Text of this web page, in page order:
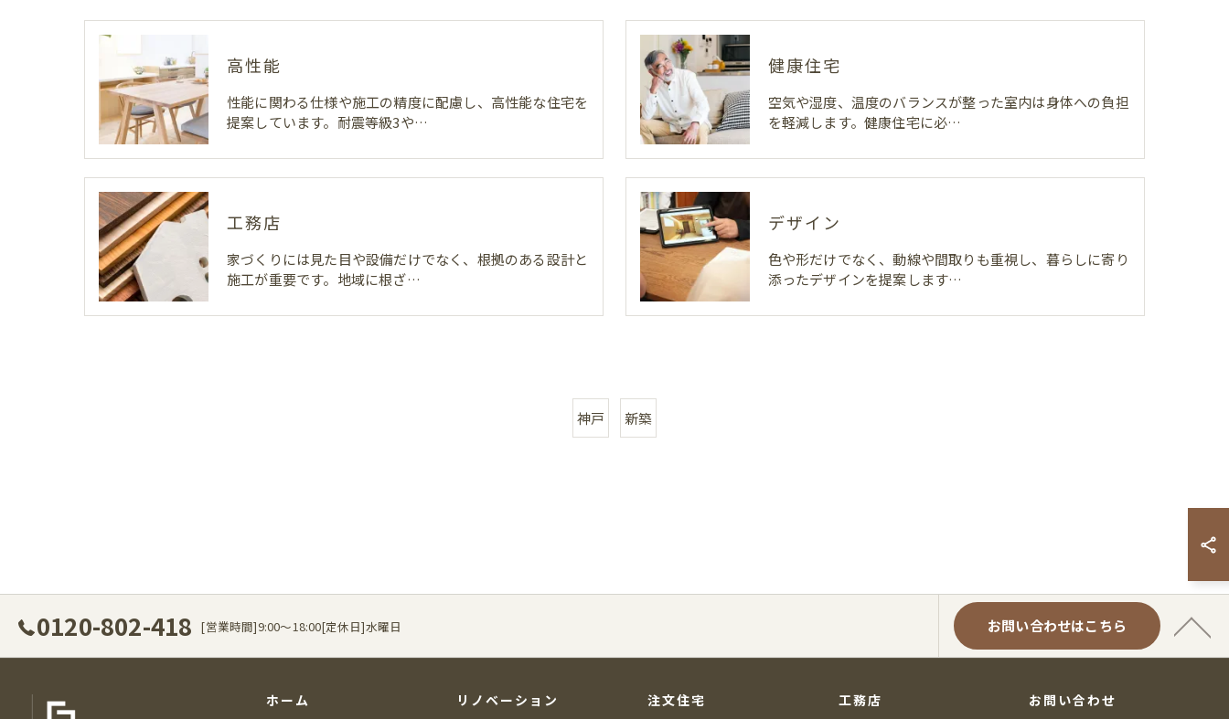
高性能
性能に関わる仕様や施工の精度に配慮し、高性能な住宅を
提案しています。耐震等級3や…
健康住宅
空気や湿度、温度のバランスが整った室内は身体への負担
を軽減します。健康住宅に必…
工務店
家づくりには見た目や設備だけでなく、根拠のある設計と
施工が重要です。地域に根ざ…
デザイン
色や形だけでなく、動線や間取りも重視し、暮らしに寄り
添ったデザインを提案します…
神戸 新築
0120-802-418 [営業時間]9:00～18:00[定休日]水曜日 お問い合わせはこちら
ホーム リノベーション 注文住宅 工務店 お問い合わせ